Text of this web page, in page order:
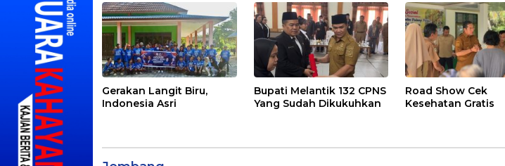
Gerakan Langit Biru,
Indonesia Asri
Bupati Melantik 132 CPNS
Yang Sudah Dikukuhkan
Road Show Cek
Kesehatan Gratis